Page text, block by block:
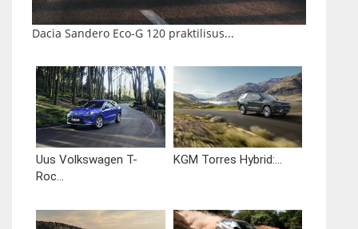
Dacia Sandero Eco-G 120 praktilisus...
Uus Volkswagen T-
Roc...
KGM Torres Hybrid:...